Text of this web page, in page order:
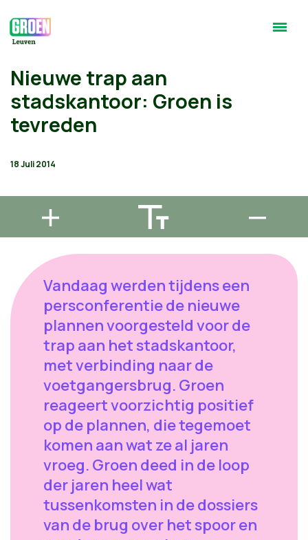
Nieuwe trap aan
stadskantoor: Groen is
tevreden
18 Juli 2014
Vandaag werden tijdens een
persconferentie de nieuwe
plannen voorgesteld voor de
trap aan het stadskantoor,
met verbinding naar de
voetgangersbrug. Groen
reageert voorzichtig positief
op de plannen, die tegemoet
komen aan wat ze al jaren
vroeg. Groen deed in de loop
der jaren heel wat
tussenkomsten in de dossiers
van de brug over het spoor en